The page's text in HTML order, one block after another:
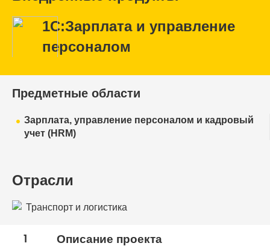
1С:Зарплата и управление
персоналом
Предметные области
Зарплата, управление персоналом и кадровый
учет (HRM)
Отрасли
Транспорт и логистика
1 Описание проекта